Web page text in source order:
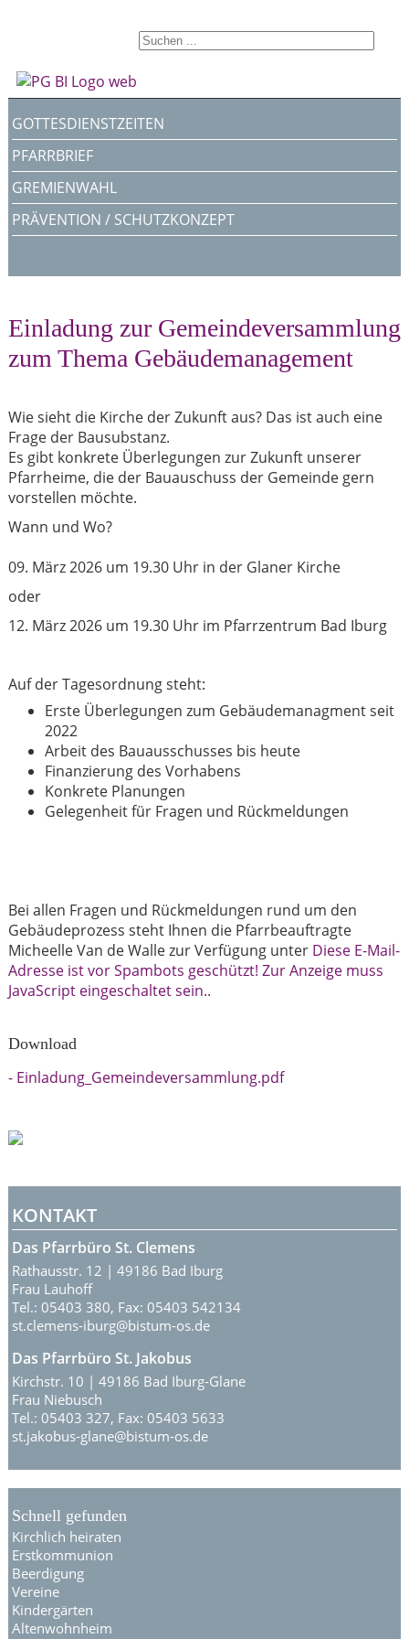
GOTTESDIENSTZEITEN
PFARRBRIEF
GREMIENWAHL
PRÄVENTION / SCHUTZKONZEPT
Einladung zur Gemeindeversammlung
zum Thema Gebäudemanagement
Wie sieht die Kirche der Zukunft aus? Das ist auch eine
Frage der Bausubstanz.
Es gibt konkrete Überlegungen zur Zukunft unserer
Pfarrheime, die der Bauauschuss der Gemeinde gern
vorstellen möchte.
Wann und Wo?
09. März 2026 um 19.30 Uhr in der Glaner Kirche
oder
12. März 2026 um 19.30 Uhr im Pfarrzentrum Bad Iburg
Auf der Tagesordnung steht:
Erste Überlegungen zum Gebäudemanagment seit
2022
Arbeit des Bauausschusses bis heute
Finanzierung des Vorhabens
Konkrete Planungen
Gelegenheit für Fragen und Rückmeldungen
Bei allen Fragen und Rückmeldungen rund um den
Gebäudeprozess steht Ihnen die Pfarrbeauftragte
Micheelle Van de Walle zur Verfügung unter Diese E-Mail-
Adresse ist vor Spambots geschützt! Zur Anzeige muss
JavaScript eingeschaltet sein..
Download
- Einladung_Gemeindeversammlung.pdf
KONTAKT
Das Pfarrbüro St. Clemens
Rathausstr. 12 | 49186 Bad Iburg
Frau Lauhoff
Tel.: 05403 380, Fax: 05403 542134
st.clemens-iburg@bistum-os.de
Das Pfarrbüro St. Jakobus
Kirchstr. 10 | 49186 Bad Iburg-Glane
Frau Niebusch
Tel.: 05403 327, Fax: 05403 5633
st.jakobus-glane@bistum-os.de
Schnell gefunden
Kirchlich heiraten
Erstkommunion
Beerdigung
Vereine
Kindergärten
Altenwohnheim